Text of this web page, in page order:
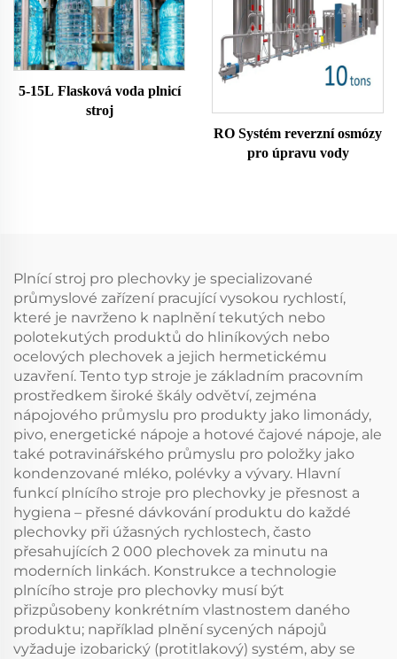
5-15L Flasková voda plnicí
stroj
RO Systém reverzní osmózy
pro úpravu vody
Plnící stroj pro plechovky je specializované
průmyslové zařízení pracující vysokou rychlostí,
které je navrženo k naplnění tekutých nebo
polotekutých produktů do hliníkových nebo
ocelových plechovek a jejich hermetickému
uzavření. Tento typ stroje je základním pracovním
prostředkem široké škály odvětví, zejména
nápojového průmyslu pro produkty jako limonády,
pivo, energetické nápoje a hotové čajové nápoje, ale
také potravinářského průmyslu pro položky jako
kondenzované mléko, polévky a vývary. Hlavní
funkcí plnícího stroje pro plechovky je přesnost a
hygiena – přesné dávkování produktu do každé
plechovky při úžasných rychlostech, často
přesahujících 2 000 plechovek za minutu na
moderních linkách. Konstrukce a technologie
plnícího stroje pro plechovky musí být
přizpůsobeny konkrétním vlastnostem daného
produktu; například plnění sycených nápojů
vyžaduje izobarický (protitlakový) systém, aby se